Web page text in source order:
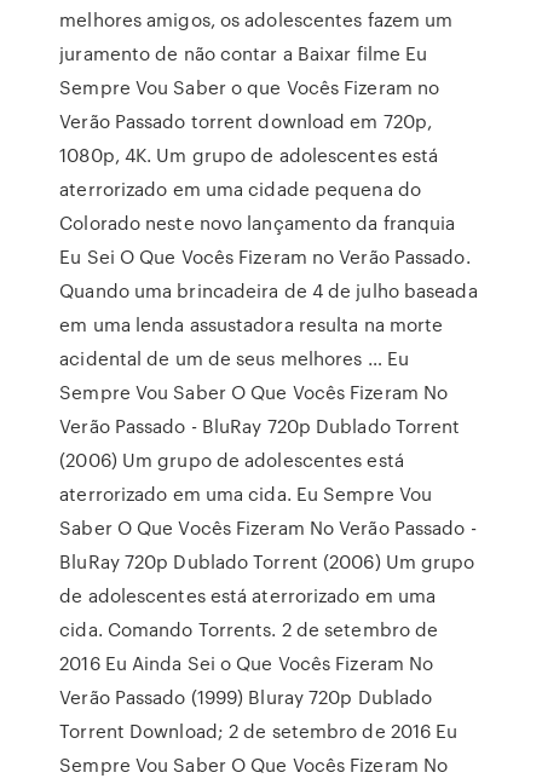
melhores amigos, os adolescentes fazem um
juramento de não contar a Baixar filme Eu
Sempre Vou Saber o que Vocês Fizeram no
Verão Passado torrent download em 720p,
1080p, 4K. Um grupo de adolescentes está
aterrorizado em uma cidade pequena do
Colorado neste novo lançamento da franquia
Eu Sei O Que Vocês Fizeram no Verão Passado.
Quando uma brincadeira de 4 de julho baseada
em uma lenda assustadora resulta na morte
acidental de um de seus melhores … Eu
Sempre Vou Saber O Que Vocês Fizeram No
Verão Passado - BluRay 720p Dublado Torrent
(2006) Um grupo de adolescentes está
aterrorizado em uma cida. Eu Sempre Vou
Saber O Que Vocês Fizeram No Verão Passado -
BluRay 720p Dublado Torrent (2006) Um grupo
de adolescentes está aterrorizado em uma
cida. Comando Torrents. 2 de setembro de
2016 Eu Ainda Sei o Que Vocês Fizeram No
Verão Passado (1999) Bluray 720p Dublado
Torrent Download; 2 de setembro de 2016 Eu
Sempre Vou Saber O Que Vocês Fizeram No